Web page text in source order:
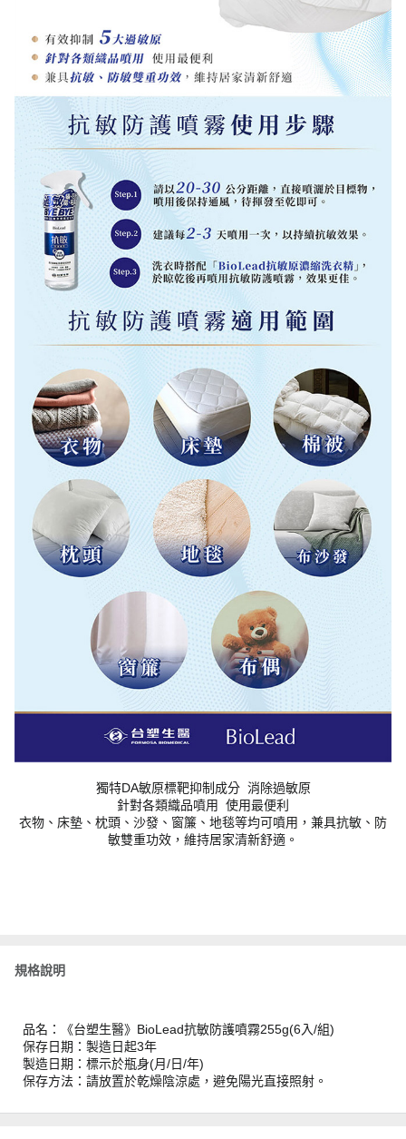
獨特DA敏原標靶抑制成分 消除過敏原
針對各類織品噴用 使用最便利
衣物、床墊、枕頭、沙發、窗簾、地毯等均可噴用，兼具抗敏、防
敏雙重功效，維持居家清新舒適。
規格說明
品名：《台塑生醫》BioLead抗敏防護噴霧255g(6入/組)
保存日期：製造日起3年
製造日期：標示於瓶身(月/日/年)
保存方法：請放置於乾燥陰涼處，避免陽光直接照射。